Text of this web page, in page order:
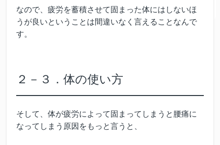
なので、疲労を蓄積させて固まった体にはしないほ
うが良いということは間違いなく言えることなんで
す。
２－３．体の使い方
そして、体が疲労によって固まってしまうと腰痛に
なってしまう原因をもっと言うと、